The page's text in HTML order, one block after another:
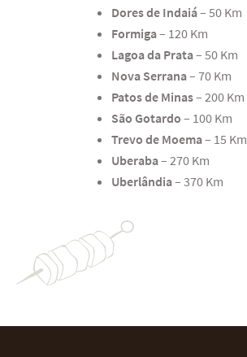
Dores de Indaiá– 50 Km
Formiga– 120 Km
Lagoa da Prata– 50 Km
Nova Serrana– 70 Km
Patos de Minas– 200 Km
São Gotardo – 100 Km
Trevo de Moema– 15 Km
Uberaba– 270 Km
Uberlândia– 370 Km